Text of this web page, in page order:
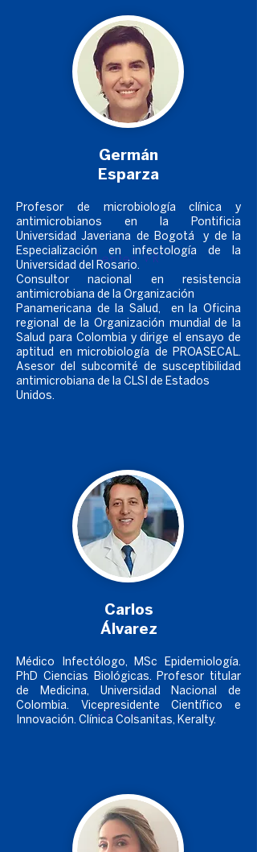
Germán
Esparza
Lentes VR
Profesor de microbiología clínica y
antimicrobianos en la Pontificia
Universidad Javeriana de Bogotá y de la
Especialización en infectología de la
Universidad del Rosario.
Consultor nacional en resistencia
antimicrobiana de la Organización
Panamericana de la Salud, en la Oficina
regional de la Organización mundial de la
Salud para Colombia y dirige el ensayo de
aptitud en microbiología de PROASECAL.
Asesor del subcomité de susceptibilidad
antimicrobiana de la CLSI de Estados
Unidos.
Carlos
Álvarez
Lentes VR
Médico Infectólogo, MSc Epidemiología.
PhD Ciencias Biológicas. Profesor titular
de Medicina, Universidad Nacional de
Colombia. Vicepresidente Científico e
Innovación. Clínica Colsanitas, Keralty.